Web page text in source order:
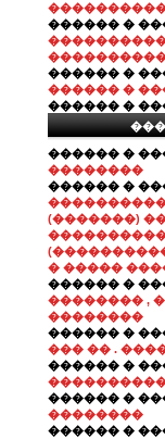
������ �
������ �
������ �
������ �
������ �
��������
������ �
(�������)
� �����
������ �
�������� ,
��������
������ �
��� �� .
������ �
������ �
��������
������ �